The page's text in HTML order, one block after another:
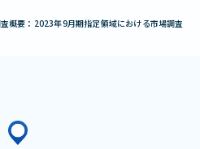
概要：2023年9月期指定領域における市場調査